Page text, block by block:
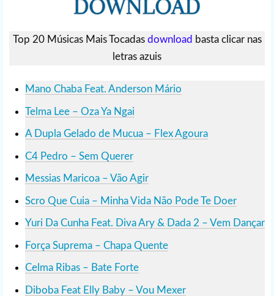
Top 20 Músicas Mais Tocadas download basta clicar nas
letras azuis
Mano Chaba Feat. Anderson Mário
Telma Lee – Oza Ya Ngai
A Dupla Gelado de Mucua – Flex Agoura
C4 Pedro – Sem Querer
Messias Maricoa – Vão Agir
Scro Que Cuia – Minha Vida Não Pode Te Doer
Yuri Da Cunha Feat. Diva Ary & Dada 2 – Vem Dançar
Força Suprema – Chapa Quente
Celma Ribas – Bate Forte
Diboba Feat Elly Baby – Vou Mexer